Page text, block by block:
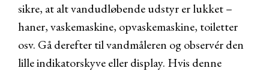
sikre, at alt vandudløbende udstyr er lukket –
haner, vaskemaskine, opvaskemaskine, toiletter
osv. Gå derefter til vandmåleren og observér den
lille indikatorskyve eller display. Hvis denne